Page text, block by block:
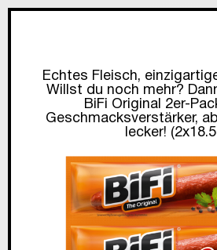
Echtes Fleisch,
Willst du noch mehr?
BiFi Original 2er-
Geschmacksverstärker,
lecker!